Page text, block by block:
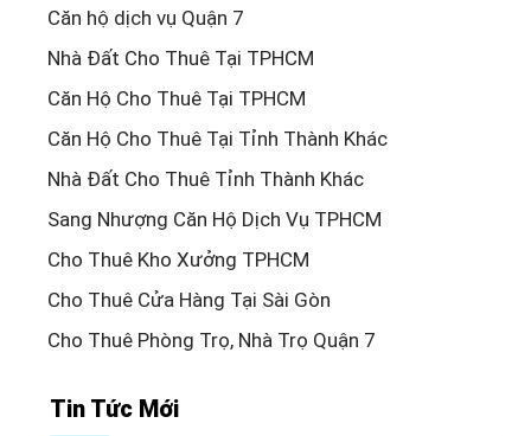
Căn hộ dịch vụ Quận 7
Nhà Đất Cho Thuê Tại TPHCM
Căn Hộ Cho Thuê Tại TPHCM
Căn Hộ Cho Thuê Tại Tỉnh Thành Khác
Nhà Đất Cho Thuê Tỉnh Thành Khác
Sang Nhượng Căn Hộ Dịch Vụ TPHCM
Cho Thuê Kho Xưởng TPHCM
Cho Thuê Cửa Hàng Tại Sài Gòn
Cho Thuê Phòng Trọ, Nhà Trọ Quận 7
Tin Tức Mới